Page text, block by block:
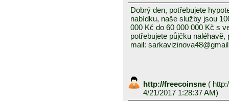
Dobrý den, potřebujete
nabídku, naše služby jsou
000 Kč do 60 000 000 Kč s
potřebujete půjčku
mail:
http://freecoinsne (
4/21/2017 1:28:37 AM)